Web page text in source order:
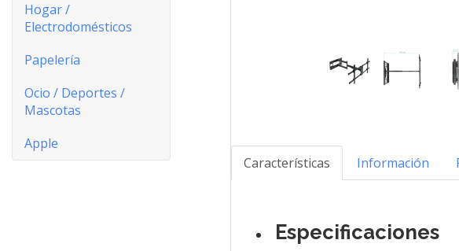
Hogar /
Electrodomésticos
Papelería
Ocio / Deportes /
Mascotas
Apple
Características Información
Especificaciones